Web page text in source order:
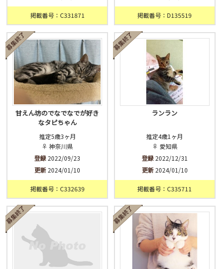
掲載番号：C331871 掲載番号：D135519
甘えん坊のでなでなでが好き
なタピちゃん
推定5歳3ヶ月
♀ 神奈川県
登録 2022/09/23
更新 2024/01/10
掲載番号：C332639
ランラン
推定4歳1ヶ月
♀ 愛知県
登録2022/12/31
更新2024/01/10
掲載番号：C335711